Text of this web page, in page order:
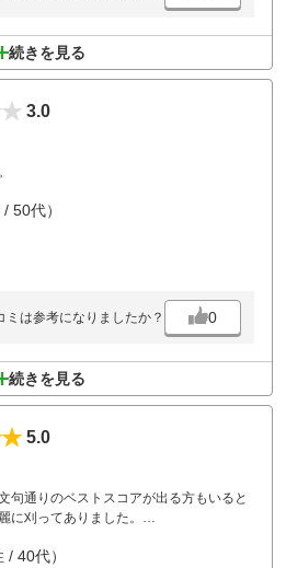
続きを見る
3.0
/ 50代）
ミは参考になりましたか？ 0
続きを見る
5.0
句通りのベストスコアが出る方もいると
に刈ってありました。
/ 40代）